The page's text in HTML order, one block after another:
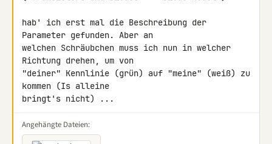
hab' ich erst mal die Beschreibung der
Parameter gefunden. Aber an
welchen Schräubchen muss ich nun in welcher
Richtung drehen, um von
"deiner" Kennlinie (grün) auf "meine" (weiß) zu
kommen (Is alleine
bringt's nicht) ...
Angehängte Dateien: